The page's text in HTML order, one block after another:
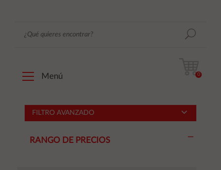
Menú 0
FILTRO AVANZADO
RANGO DE PRECIOS